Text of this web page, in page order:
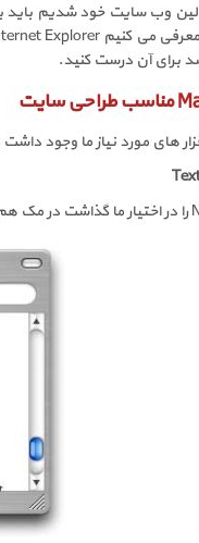
وب سایت خود شدیم باید
معرفی می کنیم Explorer
برای آن درست کنید.
های مورد نیاز ما وجود
را در اختیار ما گذاشت در مک